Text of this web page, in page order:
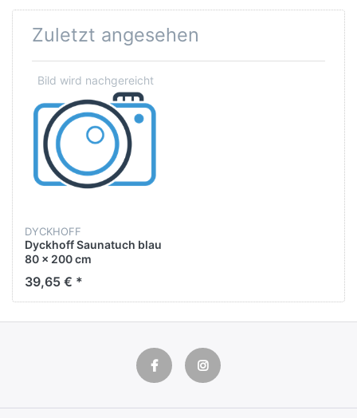
Zuletzt angesehen
DYCKHOFF
Dyckhoff Saunatuch blau
80 x 200 cm
39,65 € *